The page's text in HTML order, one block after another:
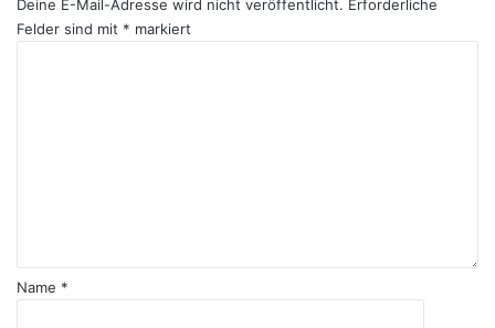
Deine E-Mail-Adresse wird nicht veröffentlicht. Erforderliche
Felder sind mit * markiert
*
Name *